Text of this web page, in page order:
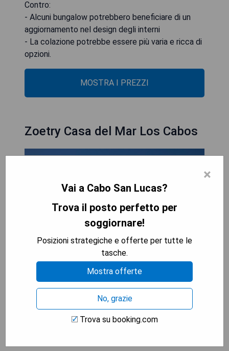
Contro:
- Alcuni bungalow potrebbero beneficiare di un
aggiornamento nel design degli interni
- La colazione potrebbe essere più varia e ricca di
opzioni.
MOSTRA I PREZZI
Zoetry Casa del Mar Los Cabos
Pros:
- Posizione incantevole sulla spiaggia
- Atmosfera romantica e tranquilla
- Cucina gourmet di alta qualità
×
Vai a Cabo San Lucas?
Trova il posto perfetto per
soggiornare!
Posizioni strategiche e offerte per tutte le
tasche.
Mostra offerte
No, grazie
Trova su booking.com